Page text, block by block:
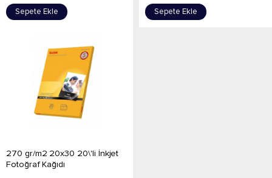
Sepete Ekle Sepete Ekle
270 gr/m2 20x30 20\'li İnkjet
Fotoğraf Kağıdı